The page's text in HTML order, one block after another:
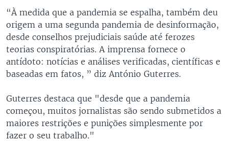
“À medida que a pandemia se espalha, também deu
origem a uma segunda pandemia de desinformação,
desde conselhos prejudiciais saúde até ferozes
teorias conspiratórias. A imprensa fornece o
antídoto: notícias e análises verificadas, científicas e
baseadas em fatos, ” diz António Guterres.
Guterres destaca que "desde que a pandemia
começou, muitos jornalistas são sendo submetidos a
maiores restrições e punições simplesmente por
fazer o seu trabalho."